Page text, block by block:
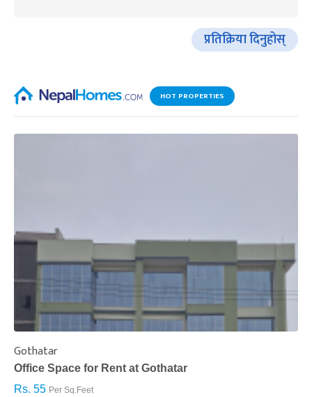
प्रतिक्रिया दिनुहोस्
HOT PROPERTIES
Gothatar
Office Space for Rent at Gothatar
Rs. 55 Per Sq.Feet